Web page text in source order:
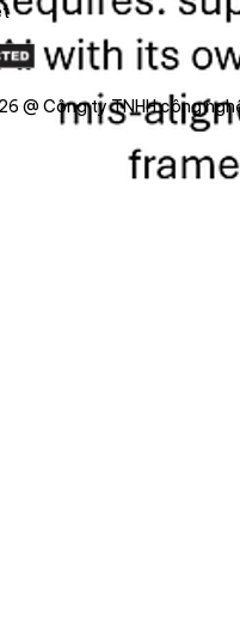
@ Công ty TNHH công